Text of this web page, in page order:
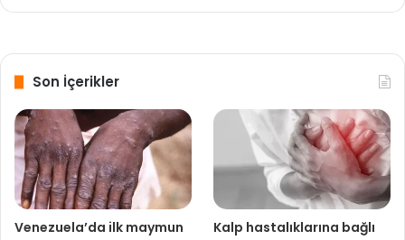
Son İçerikler
Venezuela’da ilk maymun
Kalp hastalıklarına bağlı